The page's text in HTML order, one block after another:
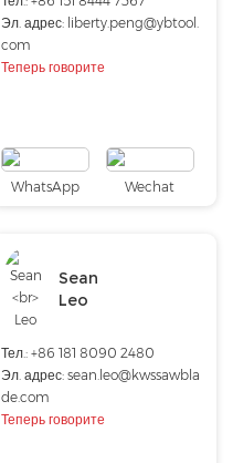
Эл. адрес: liberty.peng@ybtool.
com
Теперь говорите
WhatsApp Wechat
Sean
Leo
Тел.: +86 181 8090 2480
Эл. адрес:sean.leo@kwssawbla
de.com
Теперь говорите